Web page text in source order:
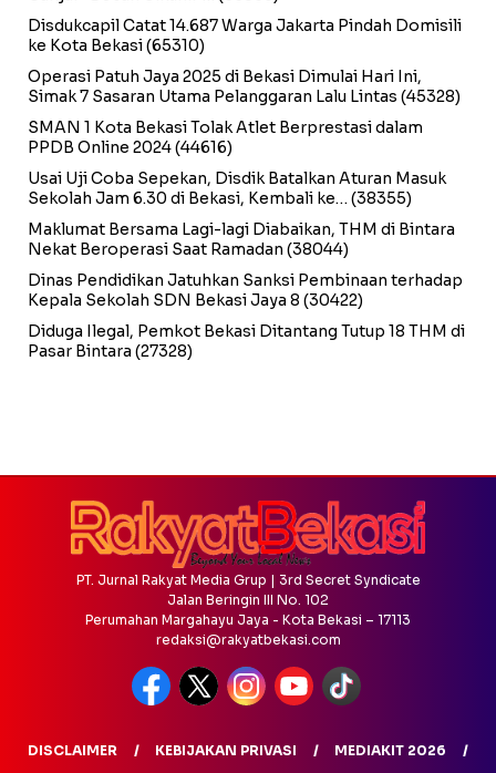
Disdukcapil Catat 14.687 Warga Jakarta Pindah Domisili
ke Kota Bekasi(65310)
Operasi Patuh Jaya 2025 di Bekasi Dimulai Hari Ini,
Simak 7 Sasaran Utama Pelanggaran Lalu Lintas (45328)
SMAN 1 Kota Bekasi Tolak Atlet Berprestasi dalam
PPDB Online 2024(44616)
Usai Uji Coba Sepekan, Disdik Batalkan Aturan Masuk
Sekolah Jam 6.30 di Bekasi, Kembali ke… (38355)
Maklumat Bersama Lagi-lagi Diabaikan, THM di Bintara
Nekat Beroperasi Saat Ramadan (38044)
Dinas Pendidikan Jatuhkan Sanksi Pembinaan terhadap
Kepala Sekolah SDN Bekasi Jaya 8 (30422)
Diduga Ilegal, Pemkot Bekasi Ditantang Tutup 18 THM di
Pasar Bintara (27328)
PT. Jurnal Rakyat Media Grup | 3rd Secret Syndicate
Jalan Beringin III No. 102
Perumahan Margahayu Jaya - Kota Bekasi – 17113
redaksi@rakyatbekasi.com
DISCLAIMER KEBIJAKAN PRIVASI
MEDIAKIT 2026